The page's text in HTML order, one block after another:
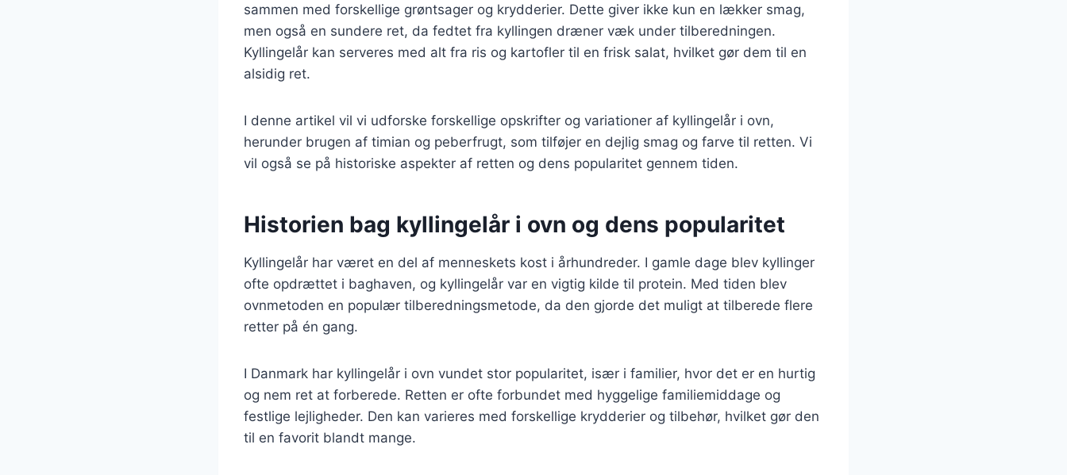
sammen med forskellige grøntsager og krydderier. Dette giver ikke kun en lækker smag,
men også en sundere ret, da fedtet fra kyllingen dræner væk under tilberedningen.
Kyllingelår kan serveres med alt fra ris og kartofler til en frisk salat, hvilket gør dem til en
alsidig ret.
I denne artikel vil vi udforske forskellige opskrifter og variationer af kyllingelår i ovn,
herunder brugen af timian og peberfrugt, som tilføjer en dejlig smag og farve til retten. Vi
vil også se på historiske aspekter af retten og dens popularitet gennem tiden.
Historien bag kyllingelår i ovn og dens popularitet
Kyllingelår har været en del af menneskets kost i århundreder. I gamle dage blev kyllinger
ofte opdrættet i baghaven, og kyllingelår var en vigtig kilde til protein. Med tiden blev
ovnmetoden en populær tilberedningsmetode, da den gjorde det muligt at tilberede flere
retter på én gang.
I Danmark har kyllingelår i ovn vundet stor popularitet, især i familier, hvor det er en hurtig
og nem ret at forberede. Retten er ofte forbundet med hyggelige familiemiddage og
festlige lejligheder. Den kan varieres med forskellige krydderier og tilbehør, hvilket gør den
til en favorit blandt mange.